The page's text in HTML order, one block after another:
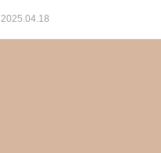
2025.04.18